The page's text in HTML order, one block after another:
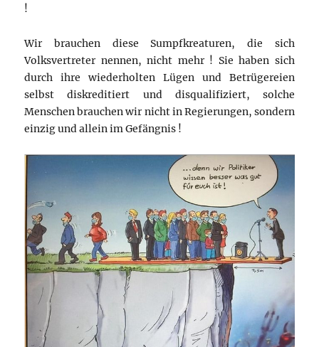
!
Wir brauchen diese Sumpfkreaturen, die sich
Volksvertreter nennen, nicht mehr ! Sie haben sich
durch ihre wiederholten Lügen und Betrügereien
selbst diskreditiert und disqualifiziert, solche
Menschen brauchen wir nicht in Regierungen, sondern
einzig und allein im Gefängnis !